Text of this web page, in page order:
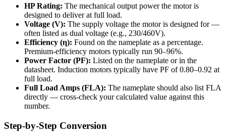
HP Rating: The mechanical output power the motor is
designed to deliver at full load.
Voltage (V): The supply voltage the motor is designed for —
often listed as dual voltage (e.g., 230/460V).
Efficiency (η): Found on the nameplate as a percentage.
Premium-efficiency motors typically run 90–96%.
Power Factor (PF): Listed on the nameplate or in the
datasheet. Induction motors typically have PF of 0.80–0.92 at
full load.
Full Load Amps (FLA): The nameplate should also list FLA
directly — cross-check your calculated value against this
number.
Step-by-Step Conversion